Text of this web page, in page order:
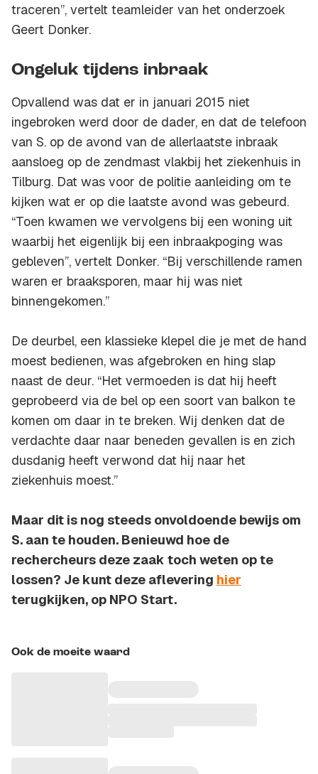
traceren”, vertelt teamleider van het onderzoek
Geert Donker.
Ongeluk tijdens inbraak
Opvallend was dat er in januari 2015 niet
ingebroken werd door de dader, en dat de telefoon
van S. op de avond van de allerlaatste inbraak
aansloeg op de zendmast vlakbij het ziekenhuis in
Tilburg. Dat was voor de politie aanleiding om te
kijken wat er op die laatste avond was gebeurd.
“Toen kwamen we vervolgens bij een woning uit
waarbij het eigenlijk bij een inbraakpoging was
gebleven”, vertelt Donker. “Bij verschillende ramen
waren er braaksporen, maar hij was niet
binnengekomen.”
De deurbel, een klassieke klepel die je met de hand
moest bedienen, was afgebroken en hing slap
naast de deur. “Het vermoeden is dat hij heeft
geprobeerd via de bel op een soort van balkon te
komen om daar in te breken. Wij denken dat de
verdachte daar naar beneden gevallen is en zich
dusdanig heeft verwond dat hij naar het
ziekenhuis moest.”
Maar dit is nog steeds onvoldoende bewijs om
S. aan te houden. Benieuwd hoe de
rechercheurs deze zaak toch weten op te
lossen? Je kunt deze aflevering hier
terugkijken, op NPO Start.
Ook de moeite waard